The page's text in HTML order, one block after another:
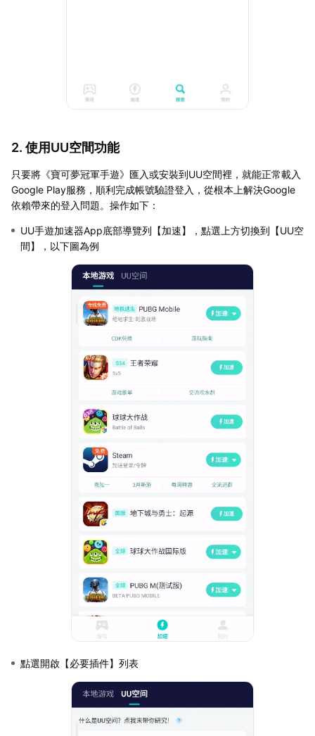
2. 使用UU空間功能
只要將《寶可夢冠軍手遊》匯入或安裝到UU空間裡，就能正常載入
Google Play服務，順利完成帳號驗證登入，從根本上解決Google
依賴帶來的登入問題。操作如下：
UU手遊加速器App底部導覽列【加速】，點選上方切換到【UU空
間】，以下圖為例
點選開啟【必要插件】列表